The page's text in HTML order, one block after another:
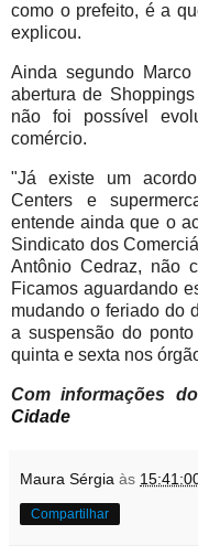
como o prefeito, é a
explicou.
Ainda segundo
abertura de
não foi possível
comércio.
"Já existe um
Centers e
entende ainda que o
Sindicato dos
Antônio Cedraz, não
Ficamos aguardando
mudando o feriado do
a suspensão do
quinta e sexta nos
Com informações
Cidade
Maura Sérgia às
Compartilhar